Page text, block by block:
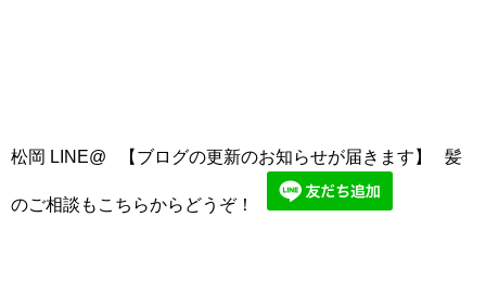
松岡 LINE@ 【ブログの更新のお知らせが届きます】 髪
のご相談もこちらからどうぞ！